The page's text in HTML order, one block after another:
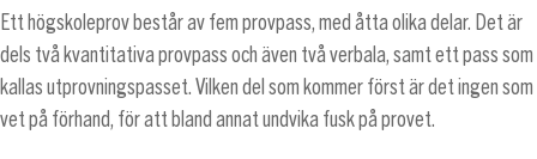
Ett högskoleprov består av fem provpass, med åtta olika delar. Det är
dels två kvantitativa provpass och även två verbala, samt ett pass som
kallas utprovningspasset. Vilken del som kommer först är det ingen som
vet på förhand, för att bland annat undvika fusk på provet.